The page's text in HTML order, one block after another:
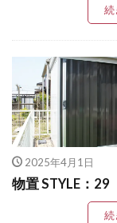
美濃クラフ
美濃クラフト
美濃クラフト
美濃クラフ
美濃クラフ
美濃クラフト
美濃クラフト
続
2025年4月1日
物置 STYLE：29
続
OnlyOne ヴ
OnlyOne エッ
OnlyOne カ
OnlyOne サブ
OnlyOne シ
OnlyOne シ
OnlyOne シ
OnlyOne シ